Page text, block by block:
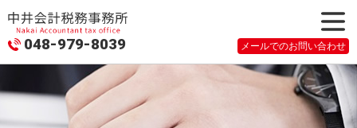
メニュ
ー
048-979-8039 メールでのお問い合わせ